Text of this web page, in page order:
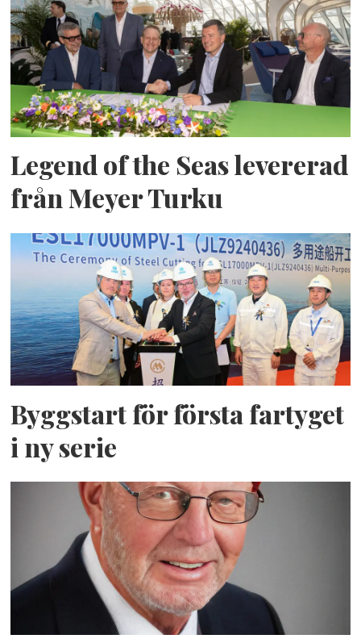
Legend of the Seas levererad
från Meyer Turku
Byggstart för första fartyget
i ny serie